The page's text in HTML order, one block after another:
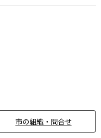
市の組織・問合せ